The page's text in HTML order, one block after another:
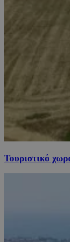
Τουριστικό